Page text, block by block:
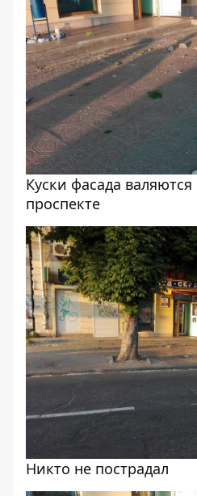
Куски фасада
проспекте
Никто не пострадал